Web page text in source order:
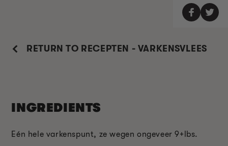
RETURN TO RECEPTEN - VARKENSVLEES
INGREDIENTS
Eén hele varkenspunt, ze wegen ongeveer 9+lbs.